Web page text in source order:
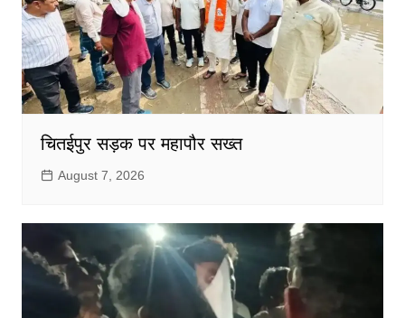
चितईपुर सड़क पर महापौर सख्त
August 7, 2026